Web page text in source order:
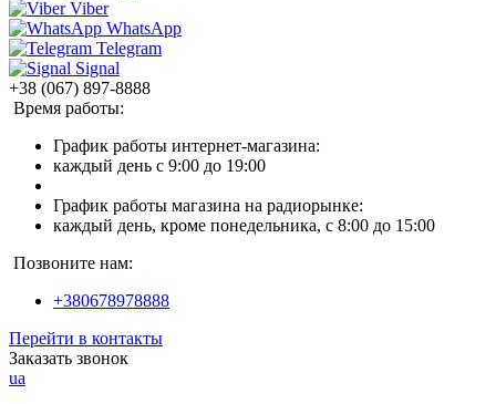
Viber
WhatsApp
Telegram
Signal
+38 (067) 897-8888
Время работы:
График работы интернет-магазина:
каждый день с 9:00 до 19:00
График работы магазина на радиорынке:
каждый день, кроме понедельника, с 8:00 до 15:00
Позвоните нам:
+380678978888
Перейти в контакты
Заказать звонок
ua